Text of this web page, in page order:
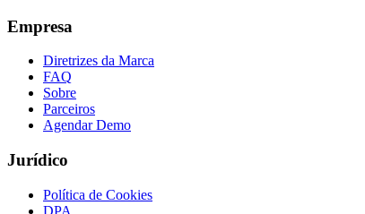
Empresa
Diretrizes da Marca
FAQ
Sobre
Parceiros
Agendar Demo
Jurídico
Política de Cookies
DPA